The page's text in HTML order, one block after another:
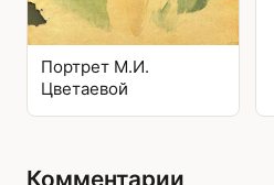
Портрет М.И.
Цветаевой
Комментарии